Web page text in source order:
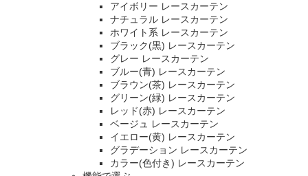
アイボリー レースカーテン
ナチュラル レースカーテン
ホワイト系 レースカーテン
ブラック(黒) レースカーテン
グレー レースカーテン
ブルー(青) レースカーテン
ブラウン(茶) レースカーテン
グリーン(緑) レースカーテン
レッド(赤) レースカーテン
ベージュ レースカーテン
イエロー(黄) レースカーテン
グラデーション レースカーテン
カラー(色付き) レースカーテン